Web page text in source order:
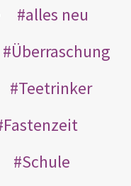
alles neu
Überraschung
Teetrinker
Fastenzeit
Schule